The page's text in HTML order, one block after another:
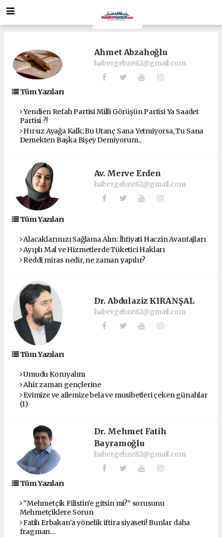
Ahmet Abzahoğlu
habergebze82@gmail.com
Tüm Yazıları
Yendien Refah Partisi Milli Görüşün Partisi Ya Saadet
Partisi ?!
Hırsız Ayağa Kalk; Bu Utanç Sana Yetmiyorsa, Tu Sana
Demekten Başka Bişey Demiyorum..
Av. Merve Erden
habergebze82@gmail.com
Tüm Yazıları
Alacaklarınızı Sağlama Alın: İhtiyati Haczin Avantajları
Ayıplı Mal ve Hizmetlerde Tüketici Hakları
Reddi miras nedir, ne zaman yapılır?
Dr. Abdulaziz KIRANŞAL
habergebze82@gmail.com
Tüm Yazıları
Umudu Koruyalım
Ahir zaman gençlerine
Evimize ve ailemize bela ve musibetleri çeken günahlar
(1)
Dr. Mehmet Fatih
Bayramoğlu
habergebze82@gmail.com
Tüm Yazıları
“Mehmetçik Filistin’e gitsin mi?” sorusunu
Mehmetçiklere Sorun
Fatih Erbakan’a yönelik iftira siyaseti! Bunlar daha
fragman…